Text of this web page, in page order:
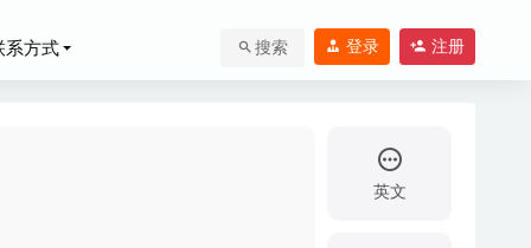
方式 搜索 登录 注册
英文